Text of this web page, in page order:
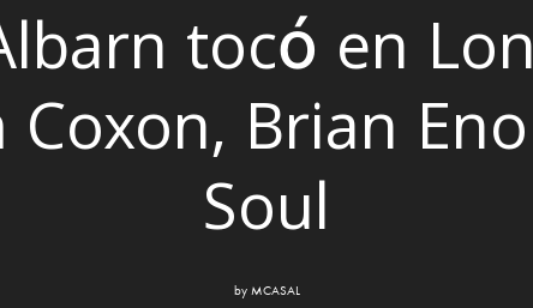
tocó en
Brian
Soul
by MCASAL